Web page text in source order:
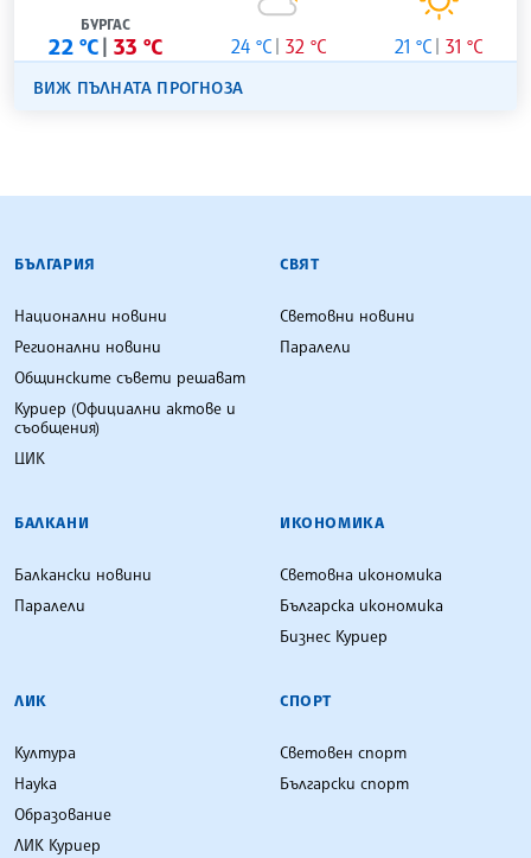
БУРГАС
22 °C 33 °C 24 °C 32 °C 21 °C 31 °C
ВИЖ ПЪЛНАТА ПРОГНОЗА
БЪЛГАРСКА ТЕЛЕГРАФНА АГЕНЦИЯ
БЪЛГАРИЯ
Национални новини
Регионални новини
Общинските съвети решават
Куриер (Официални актове и
съобщения)
ЦИК
СВЯТ
Световни новини
Паралели
БАЛКАНИ
Балкански новини
Паралели
ИКОНОМИКА
Световна икономика
Българска икономика
Бизнес Куриер
ЛИК
Култура
Наука
Образование
ЛИК Куриер
СПОРТ
Световен спорт
Български спорт